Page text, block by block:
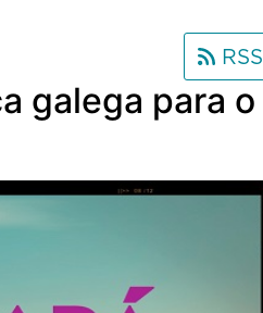
RSS
galega para o